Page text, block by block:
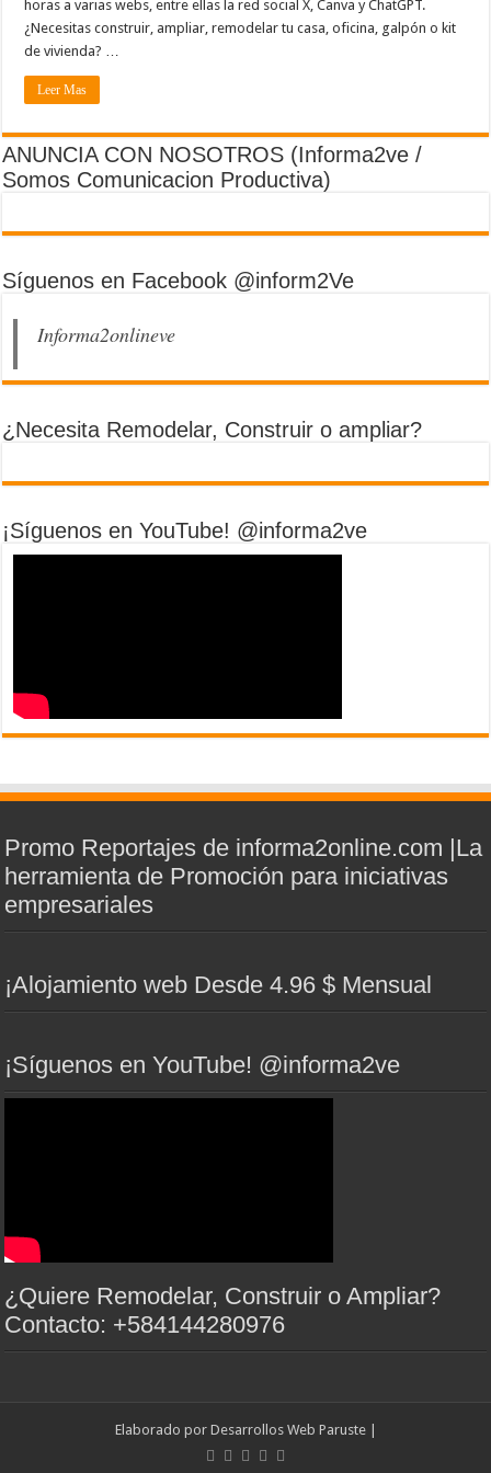
horas a varias webs, entre ellas la red social X, Canva y ChatGPT.
¿Necesitas construir, ampliar, remodelar tu casa, oficina, galpón o kit
de vivienda? …
Leer Mas
ANUNCIA CON NOSOTROS (Informa2ve /
Somos Comunicacion Productiva)
Síguenos en Facebook @inform2Ve
Informa2onlineve
¿Necesita Remodelar, Construir o ampliar?
¡Síguenos en YouTube! @informa2ve
Promo Reportajes de informa2online.com |La
herramienta de Promoción para iniciativas
empresariales
¡Alojamiento web Desde 4.96 $ Mensual
¡Síguenos en YouTube! @informa2ve
¿Quiere Remodelar, Construir o Ampliar?
Contacto: +584144280976
Elaborado por Desarrollos Web Paruste|